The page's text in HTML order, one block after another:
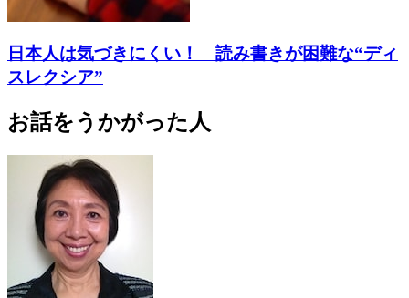
日本人は気づきにくい！ 読み書きが困難な“ディ
スレクシア”
お話をうかがった人